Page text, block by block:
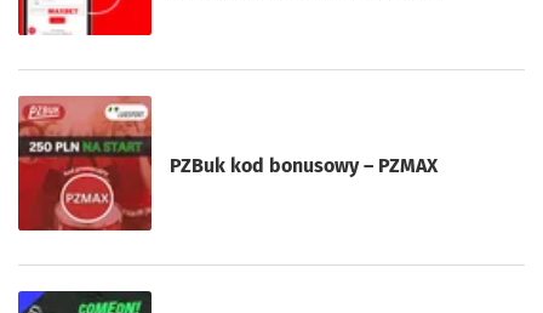
PZBuk kod bonusowy – PZMAX